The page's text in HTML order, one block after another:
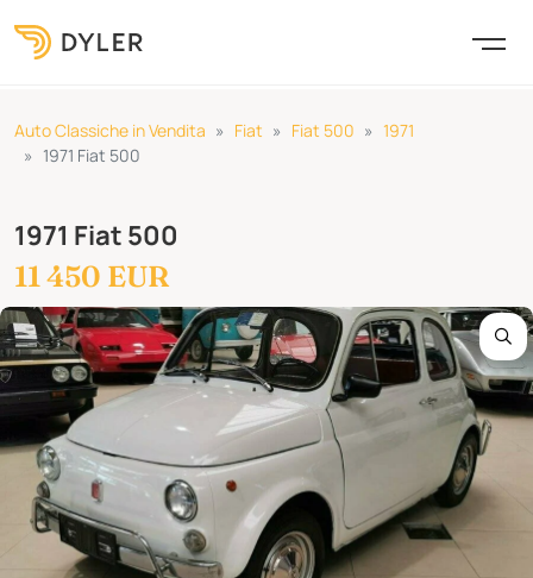
Auto Classiche in Vendita Fiat Fiat 500
1971
1971 Fiat 500
1971 Fiat 500
11 450 EUR